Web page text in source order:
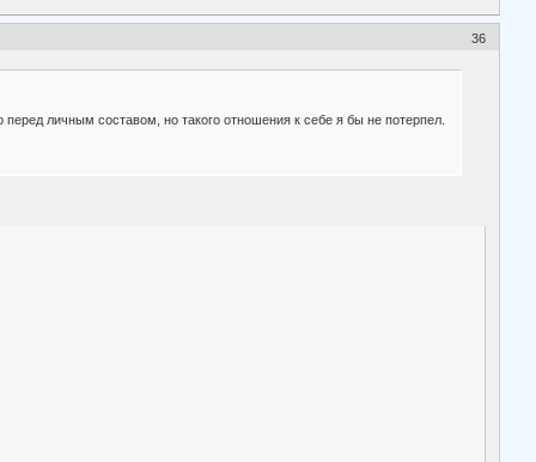
36
личным составом, но такого отношения к себе я бы не потерпел.